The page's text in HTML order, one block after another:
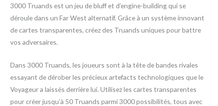
3000 Truands est un jeu de bluff et d’engine-building qui se
déroule dans un Far West alternatif. Grâce à un système innovant
de cartes transparentes, créez des Truands uniques pour battre
vos adversaires.
Dans 3000 Truands, les joueurs sont à la tête de bandes rivales
essayant de dérober les précieux artefacts technologiques que le
Voyageur a laissés derrière lui. Utilisez les cartes transparentes
pour créer jusqu’à 50 Truands parmi 3000 possibilités, tous avec